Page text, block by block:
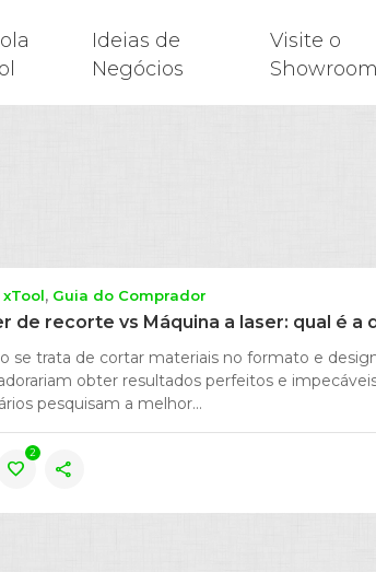
Ideias de
Negócios
Visite o
Showroom
xTool Guia do Comprador
de recorte vs Máquina a laser: qual é a
se trata de cortar materiais no formato e
obter resultados perfeitos e
pesquisam a melhor...
favorite
2
share